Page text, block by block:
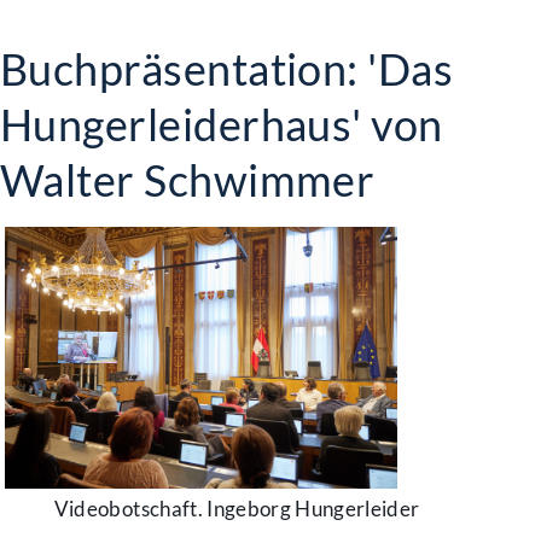
Buchpräsentation: 'Das
Hungerleiderhaus' von
Walter Schwimmer
Videobotschaft. Ingeborg Hungerleider